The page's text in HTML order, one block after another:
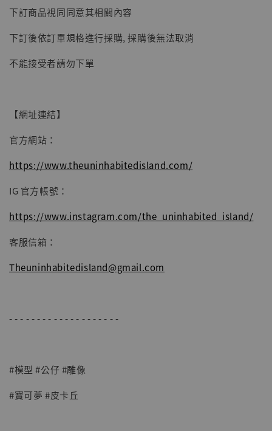
【現貨】BJSTUDIO 1/6系列可動蒐藏人偶 讓
NT$ 4,980
下訂商品視同同意其相關內容
下訂後依訂單規格進行採購, 採購後無法取消
不能接受者請勿下單
【網址連結】
官方網站：
https://www.theuninhabitedisland.com/
IG 官方帳號：
https://www.instagram.com/the_uninhabited_island/
客服信箱：
Theuninhabitedisland@gmail.com
- - - - - - - - - - - - - - - - - - - -
#模型 #公仔 #雕像
#寶可夢 #皮卡丘